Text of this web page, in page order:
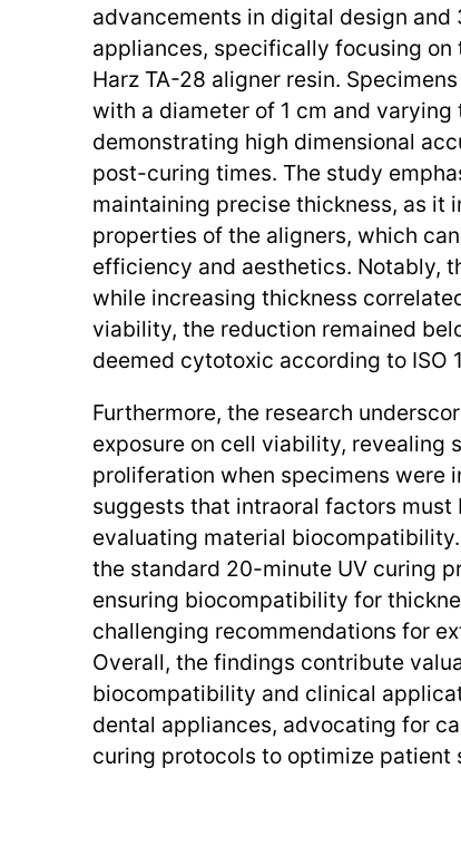
advancements in digital design and
appliances, specifically focusing on
Harz TA-28 aligner resin.
with a diameter of 1 cm and
demonstrating high dimensional
post-curing times. The study
maintaining precise thickness, as it
properties of the aligners, which
efficiency and aesthetics. Notably,
while increasing thickness
viability, the reduction remained
deemed cytotoxic according to ISO
Furthermore, the research
exposure on cell viability, revealing
proliferation when specimens were
suggests that intraoral factors must
evaluating material
the standard 20-minute UV curing
ensuring biocompatibility for
challenging recommendations for
Overall, the findings contribute
biocompatibility and clinical
dental appliances, advocating for
curing protocols to optimize patient